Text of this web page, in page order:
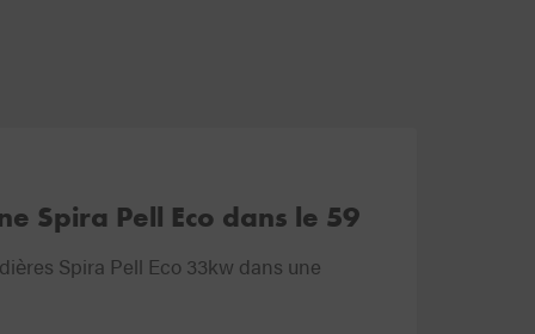
Spira Pell Eco dans le 59
Spira Pell Eco 33kw dans une